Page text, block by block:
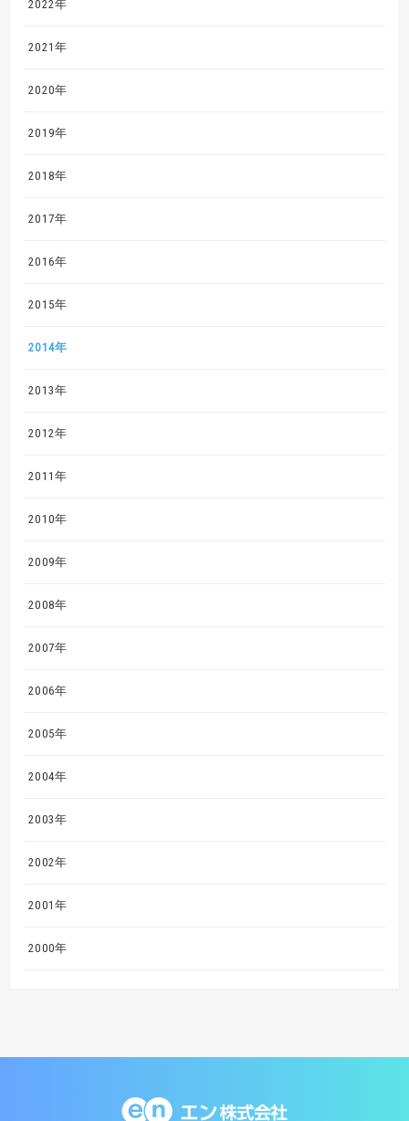
2022年
2021年
2020年
2019年
2018年
2017年
2016年
2015年
2014年
2013年
2012年
2011年
2010年
2009年
2008年
2007年
2006年
2005年
2004年
2003年
2002年
2001年
2000年